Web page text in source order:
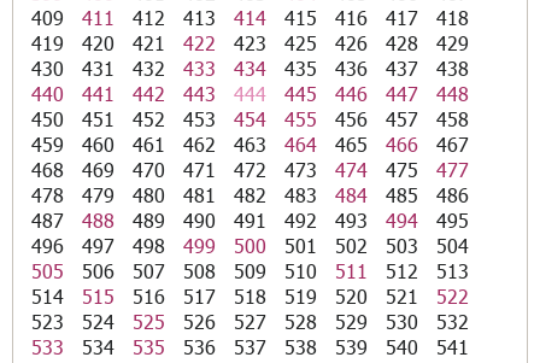
409
411 412 413 414 415 416 417
418
419
420 421 422 423 425 426 428
429
430
431 432 433 434 435 436 437
438
440
441 442 443 444 445 446 447
448
450
451 452 453 454 455 456 457
458
459
460 461 462 463 464 465 466
467
468
469 470 471 472 473 474 475
477
478
479 480 481 482 483 484 485
486
487
488 489 490 491 492 493 494
495
496
497 498 499 500 501 502 503
504
505
506 507 508 509 510 511 512
513
514
515 516 517 518 519 520 521
522
523
524 525 526 527 528 529 530
532
533
534 535 536 537 538 539 540
541